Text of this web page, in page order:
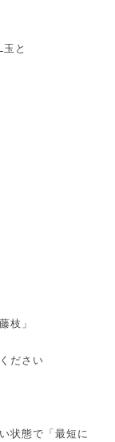
と
枝」
ださい
状態で「最短に